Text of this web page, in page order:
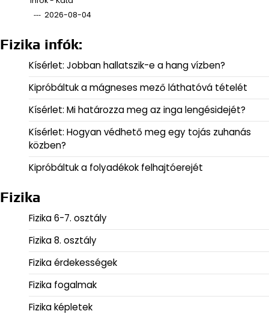
2026-08-04
Fizika infók:
Kísérlet: Jobban hallatszik-e a hang vízben?
Kipróbáltuk a mágneses mező láthatóvá tételét
Kísérlet: Mi határozza meg az inga lengésidejét?
Kísérlet: Hogyan védhető meg egy tojás zuhanás
közben?
Kipróbáltuk a folyadékok felhajtóerejét
Fizika
Fizika 6-7. osztály
Fizika 8. osztály
Fizika érdekességek
Fizika fogalmak
Fizika képletek